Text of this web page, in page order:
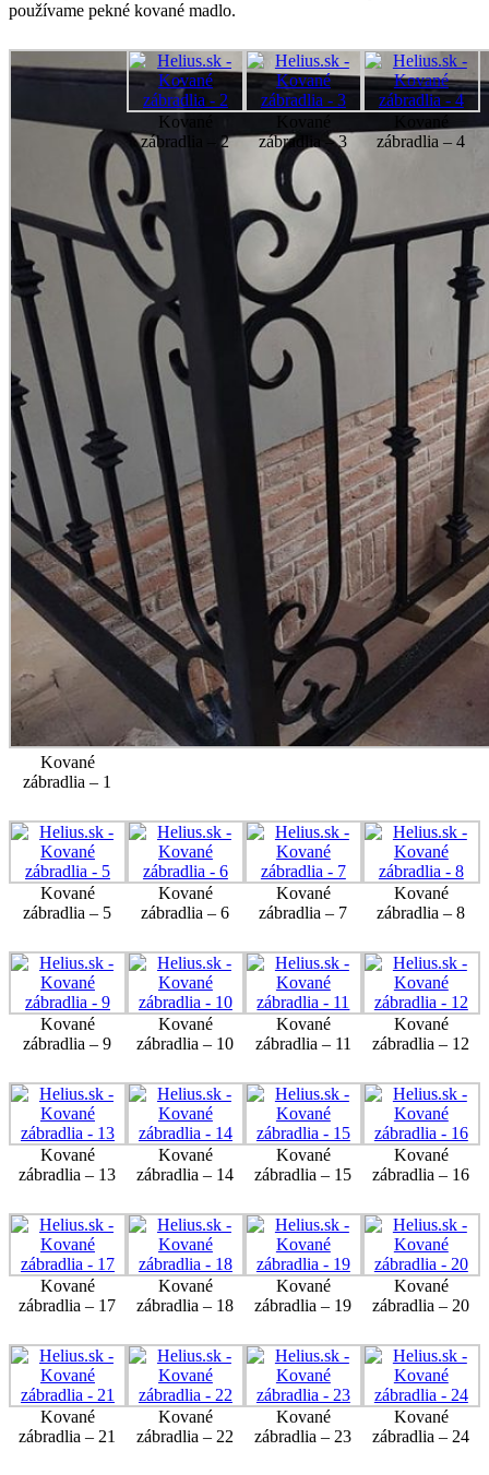
používame pekné kované madlo.
Kované
zábradlia – 1
Kované
zábradlia – 2
Kované
zábradlia – 3
zábradlia – 4
Kované
zábradlia – 5
Kované
zábradlia – 6
Kované
zábradlia – 7
Kované
zábradlia – 8
Kované
zábradlia – 9
Kované
zábradlia – 10
Kované
zábradlia – 11
Kované
zábradlia – 12
Kované
zábradlia – 13
Kované
zábradlia – 14
Kované
zábradlia – 15
Kované
zábradlia – 16
Kované
zábradlia – 17
Kované
zábradlia – 18
Kované
zábradlia – 19
Kované
zábradlia – 20
Kované
zábradlia – 21
Kované
zábradlia – 22
Kované
zábradlia – 23
Kované
zábradlia – 24